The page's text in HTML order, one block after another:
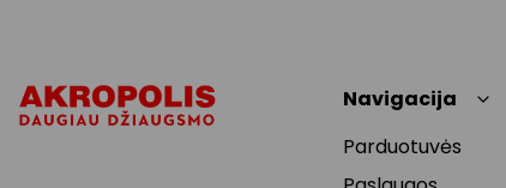
Navigacija
Parduotuvės